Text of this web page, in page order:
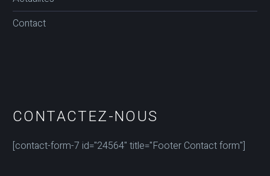
Contact
CONTACTEZ-NOUS
[contact-form-7 id="24564" title="Footer Contact form"]